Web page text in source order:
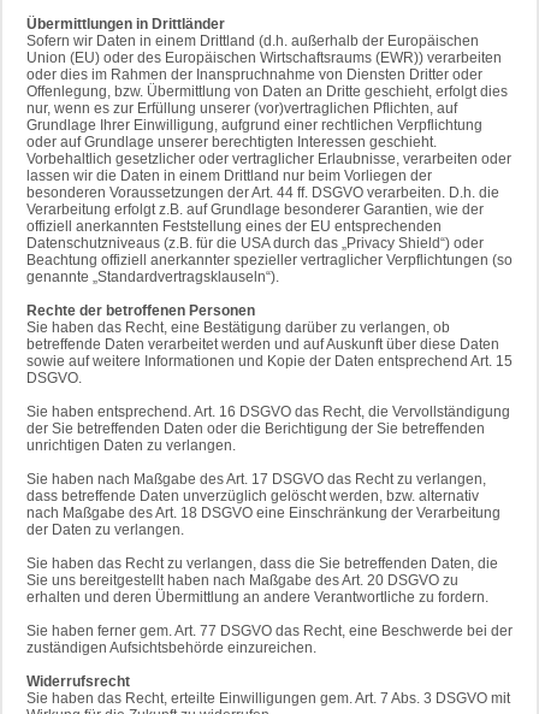
Übermittlungen in Drittländer
Sofern wir Daten in einem Drittland (d.h. außerhalb der Europäischen
Union (EU) oder des Europäischen Wirtschaftsraums (EWR)) verarbeiten
oder dies im Rahmen der Inanspruchnahme von Diensten Dritter oder
Offenlegung, bzw. Übermittlung von Daten an Dritte geschieht, erfolgt dies
nur, wenn es zur Erfüllung unserer (vor)vertraglichen Pflichten, auf
Grundlage Ihrer Einwilligung, aufgrund einer rechtlichen Verpflichtung
oder auf Grundlage unserer berechtigten Interessen geschieht.
Vorbehaltlich gesetzlicher oder vertraglicher Erlaubnisse, verarbeiten oder
lassen wir die Daten in einem Drittland nur beim Vorliegen der
besonderen Voraussetzungen der Art. 44 ff. DSGVO verarbeiten. D.h. die
Verarbeitung erfolgt z.B. auf Grundlage besonderer Garantien, wie der
offiziell anerkannten Feststellung eines der EU entsprechenden
Datenschutzniveaus (z.B. für die USA durch das „Privacy Shield“) oder
Beachtung offiziell anerkannter spezieller vertraglicher Verpflichtungen (so
genannte „Standardvertragsklauseln“).
Rechte der betroffenen Personen
Sie haben das Recht, eine Bestätigung darüber zu verlangen, ob
betreffende Daten verarbeitet werden und auf Auskunft über diese Daten
sowie auf weitere Informationen und Kopie der Daten entsprechend Art. 15
DSGVO.
Sie haben entsprechend. Art. 16 DSGVO das Recht, die Vervollständigung
der Sie betreffenden Daten oder die Berichtigung der Sie betreffenden
unrichtigen Daten zu verlangen.
Sie haben nach Maßgabe des Art. 17 DSGVO das Recht zu verlangen,
dass betreffende Daten unverzüglich gelöscht werden, bzw. alternativ
nach Maßgabe des Art. 18 DSGVO eine Einschränkung der Verarbeitung
der Daten zu verlangen.
Sie haben das Recht zu verlangen, dass die Sie betreffenden Daten, die
Sie uns bereitgestellt haben nach Maßgabe des Art. 20 DSGVO zu
erhalten und deren Übermittlung an andere Verantwortliche zu fordern.
Sie haben ferner gem. Art. 77 DSGVO das Recht, eine Beschwerde bei der
zuständigen Aufsichtsbehörde einzureichen.
Widerrufsrecht
Sie haben das Recht, erteilte Einwilligungen gem. Art. 7 Abs. 3 DSGVO mit